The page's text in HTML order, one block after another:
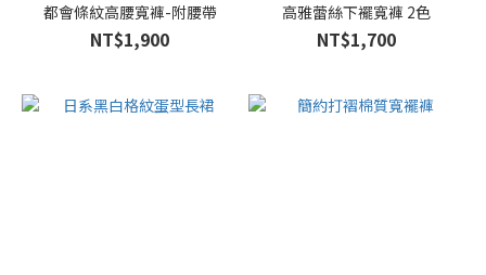
都會條紋高腰寬褲-附腰帶
NT$1,900
高雅蕾絲下襬寬褲 2色
NT$1,700